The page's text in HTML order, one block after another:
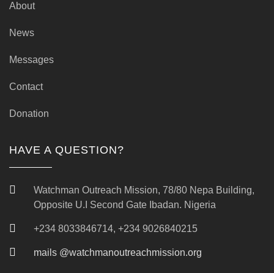
About
News
Messages
Contact
Donation
HAVE A QUESTION?
Watchman Outreach Mission, 78/80 Nepa Building,
Opposite U.I Second Gate Ibadan. Nigeria
+234 8033846714, +234 9026840215
mails @watchmanoutreachmission.org